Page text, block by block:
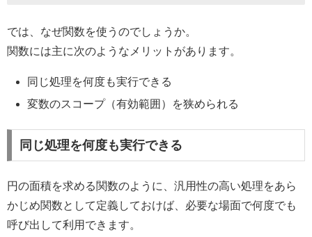
では、なぜ関数を使うのでしょうか。
関数には主に次のようなメリットがあります。
同じ処理を何度も実行できる
変数のスコープ（有効範囲）を狭められる
同じ処理を何度も実行できる
円の面積を求める関数のように、汎用性の高い処理をあら
かじめ関数として定義しておけば、必要な場面で何度でも
呼び出して利用できます。